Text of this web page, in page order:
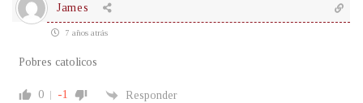
James
7 años atrás
Pobres catolicos
0 -1 Responder